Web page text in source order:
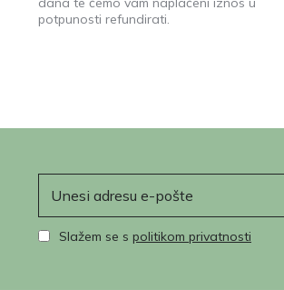
potpunosti refundirati.
Slažem se s politikom privatnosti